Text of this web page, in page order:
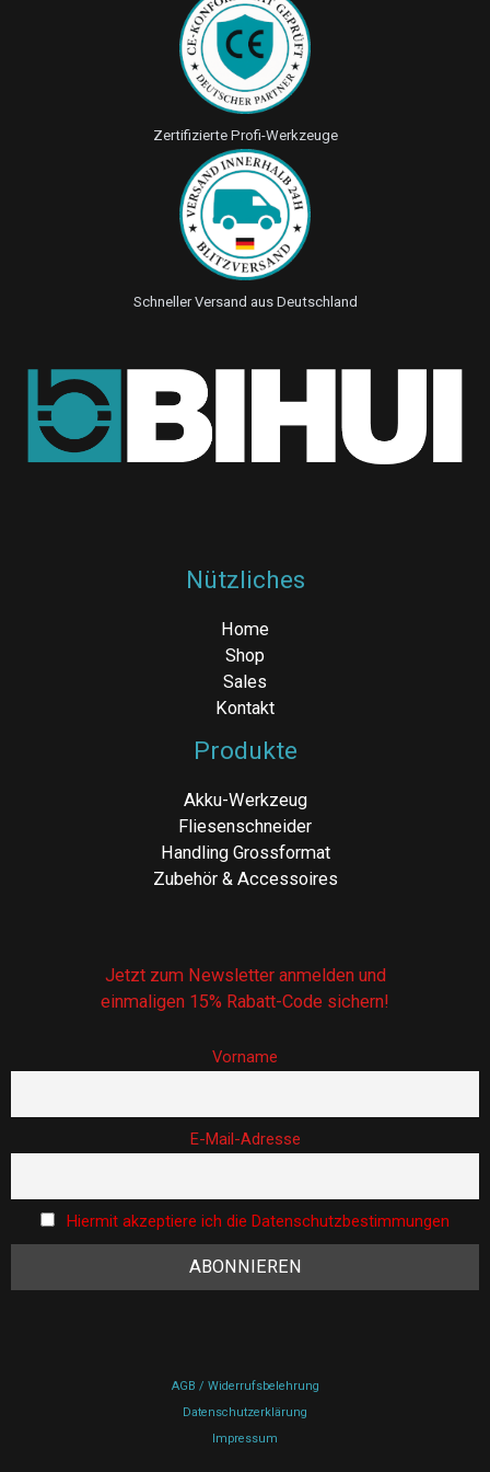
Zertifizierte Profi-Werkzeuge
Schneller Versand aus Deutschland
Nützliches
Home
Shop
Sales
Kontakt
Produkte
Akku-Werkzeug
Fliesenschneider
Handling Grossformat
Zubehör & Accessoires
Jetzt zum Newsletter anmelden und
einmaligen 15% Rabatt-Code sichern!
Vorname
E-Mail-Adresse
Hiermit akzeptiere ich die Datenschutzbestimmungen
AGB / Widerrufsbelehrung
Datenschutzerklärung
Impressum